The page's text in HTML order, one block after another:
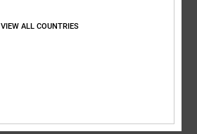
VIEW ALL COUNTRIES